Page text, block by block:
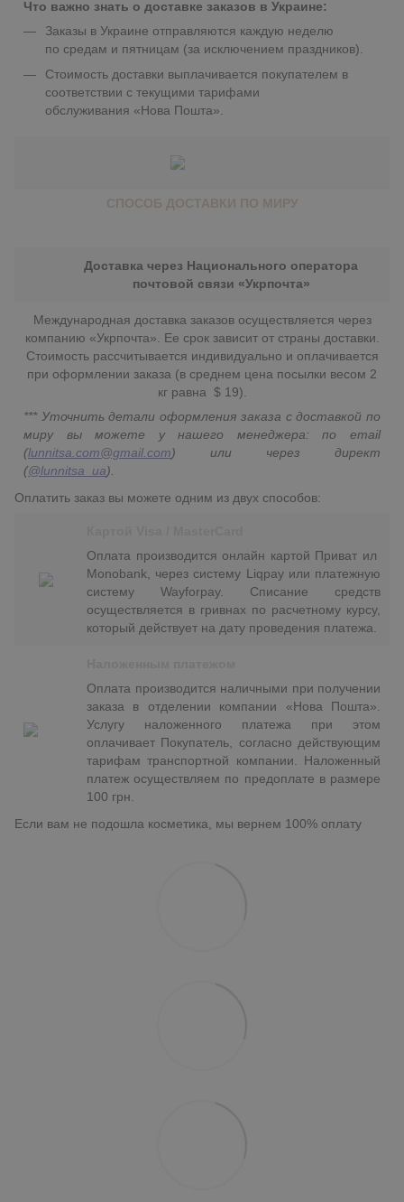
Что важно знать о доставке заказов в Украине:
Заказы в Украине отправляются каждую неделю
по средам и пятницам (за исключением праздников).
Стоимость доставки выплачивается покупателем в
соответствии с текущими тарифами
обслуживания «Нова Пошта».
СПОСОБ ДОСТАВКИ ПО МИРУ
Доставка через Национального оператора
почтовой связи «Укрпочта»
Международная доставка заказов осуществляется через
компанию «Укрпочта». Ее срок зависит от страны доставки.
Стоимость рассчитывается индивидуально и оплачивается
при оформлении заказа (в среднем цена посылки весом 2
кг равна $ 19).
*** Уточнить детали оформления заказа с доставкой по
миру вы можете у нашего менеджера: по email
(lunnitsa.com@gmail.com) или через директ
(@lunnitsa_ua).
Оплатить заказ вы можете одним из двух способов:
Оплата производится онлайн картой Приват ил
Monobank, через систему Liqpay или платежную
систему Wayforpay. Списание средств
осуществляется в гривнах по расчетному курсу,
который действует на дату проведения платежа.
Оплата производится наличными при получении
заказа в отделении компании «Нова Пошта».
Услугу наложенного платежа при этом
оплачивает Покупатель, согласно действующим
тарифам транспортной компании. Наложенный
платеж осуществляем по предоплате в размере
100 грн.
Если вам не подошла косметика, мы вернем 100% оплату